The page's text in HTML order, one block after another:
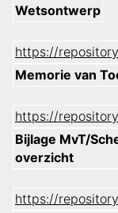
Wetsontwerp
https://
Memorie van
https://
Bijlage MvT/
overzicht
https://